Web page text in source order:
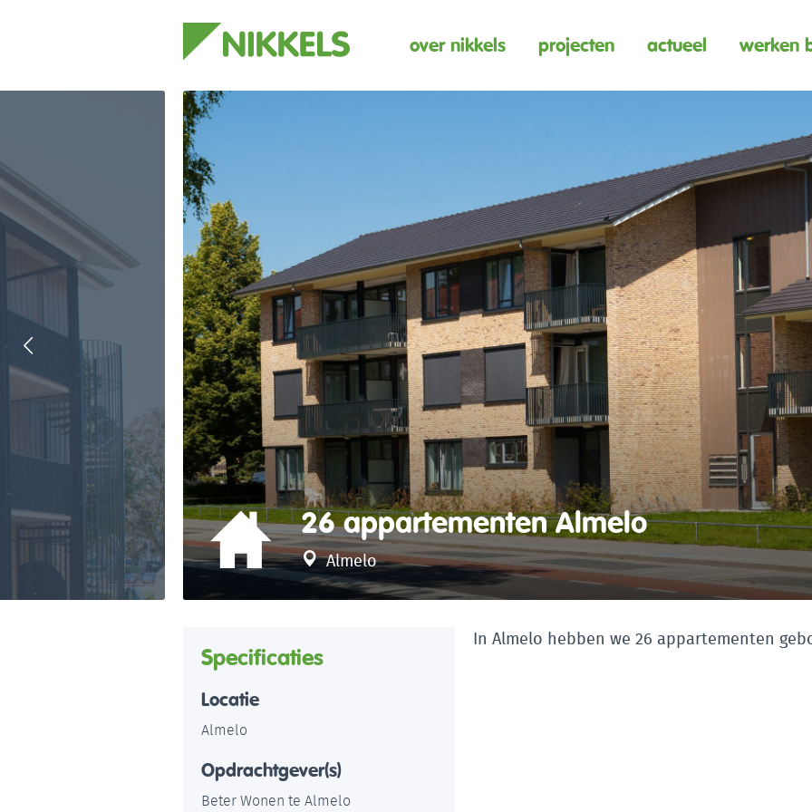
over nikkels projecten actueel werken
26 appartementen Almelo
Almelo
In Almelo hebben we 26 appartementen
Specificaties
Locatie
Almelo
Opdrachtgever(s)
Beter Wonen te Almelo